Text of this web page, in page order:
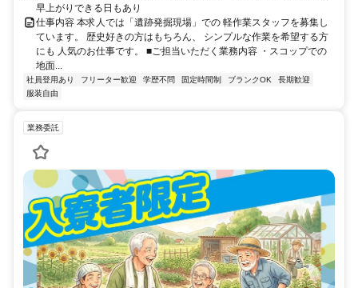
早上がりできる日もあり
仕事内容 本求人では「遺跡発掘現場」での 軽作業スタッフを募集し
ています。 歴史好きの方はもちろん、 シンプルな作業を希望する方
にも 人気のお仕事です。 ■ご担当いただく業務内容 ・スコップでの
地面...
社員登用あり フリーター歓迎 学歴不問 固定時間制 ブランクOK
長期歓迎
服装自由
業務委託